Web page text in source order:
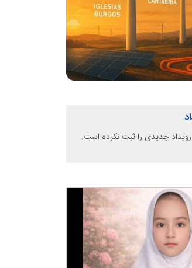
رویداد جدیدی را ثبت نکرده است.